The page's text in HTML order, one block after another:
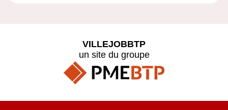
VILLEJOBBTP
un site du groupe